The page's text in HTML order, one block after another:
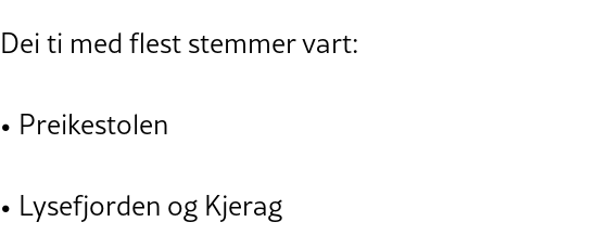
Dei ti med flest stemmer vart:
• Preikestolen
• Lysefjorden og Kjerag